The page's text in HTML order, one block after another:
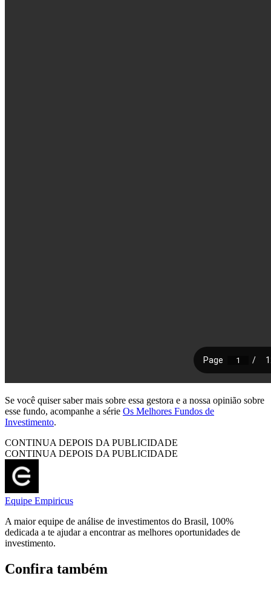
Se você quiser saber mais sobre essa gestora e a nossa opinião sobre
esse fundo, acompanhe a série Os Melhores Fundos de
Investimento.
CONTINUA DEPOIS DA PUBLICIDADE
CONTINUA DEPOIS DA PUBLICIDADE
Equipe Empiricus
A maior equipe de análise de investimentos do Brasil, 100%
dedicada a te ajudar a encontrar as melhores oportunidades de
investimento.
Confira também